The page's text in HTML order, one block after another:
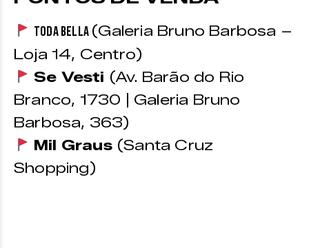
Toda Bella (Galeria Bruno Barbosa –
Loja 14, Centro)
Se Vesti (Av. Barão do Rio
Branco, 1730 | Galeria Bruno
Barbosa, 363)
Mil Graus (Santa Cruz
Shopping)